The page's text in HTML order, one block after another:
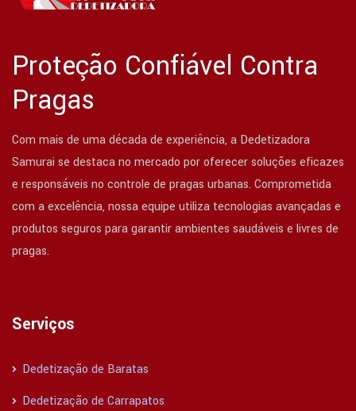
Proteção Confiável Contra
Pragas
Com mais de uma década de experiência, a Dedetizadora
Samurai se destaca no mercado por oferecer soluções eficazes
e responsáveis no controle de pragas urbanas. Comprometida
com a excelência, nossa equipe utiliza tecnologias avançadas e
produtos seguros para garantir ambientes saudáveis e livres de
pragas.
Serviços
Dedetização de Baratas
Dedetização de Carrapatos